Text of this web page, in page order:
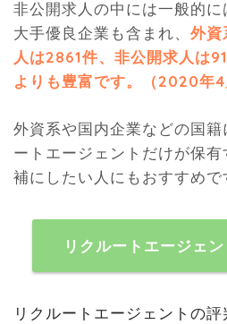
非公開求人の中には一般的
大手優良企業も含まれ、外資
人は2861件、非公開求人は
よりも豊富です。（2020年4
外資系や国内企業などの国
ートエージェントだけが保
補にしたい人にもおすすめで
リクルートエージェ
リクルートエージェントの